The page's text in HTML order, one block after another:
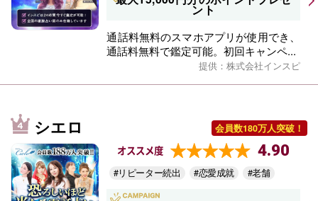
ント
通話料無料のスマホアプリが使用でき、
通話料無料で鑑定可能。初回キャンペ...
提供：株式会社インスピ
シエロ 会員数180万人突破！
オススメ度 4.90
#リピーター続出 #恋愛成就 #老舗